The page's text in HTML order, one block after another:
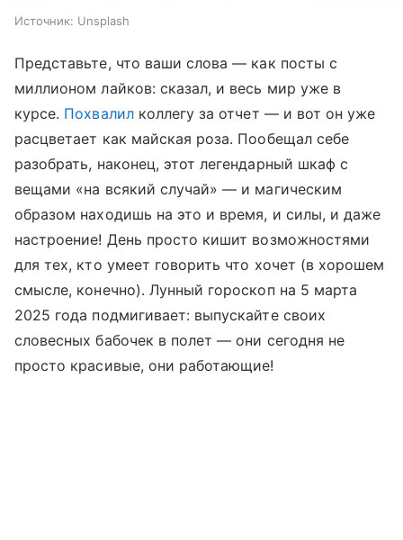
Источник: Unsplash
Представьте, что ваши слова — как посты с
миллионом лайков: сказал, и весь мир уже в
курсе. Похвалилколлегу за отчет — и вот он уже
расцветает как майская роза. Пообещал себе
разобрать, наконец, этот легендарный шкаф с
вещами «на всякий случай» — и магическим
образом находишь на это и время, и силы, и даже
настроение! День просто кишит возможностями
для тех, кто умеет говорить что хочет (в хорошем
смысле, конечно). Лунный гороскоп на 5 марта
2025 года подмигивает: выпускайте своих
словесных бабочек в полет — они сегодня не
просто красивые, они работающие!